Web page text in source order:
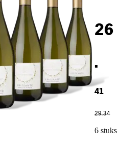
26
.
41
29.34
6 stuks